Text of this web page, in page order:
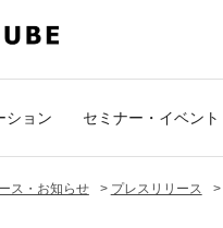
ション セミナー・イベント
ス・お知らせ プレスリリース